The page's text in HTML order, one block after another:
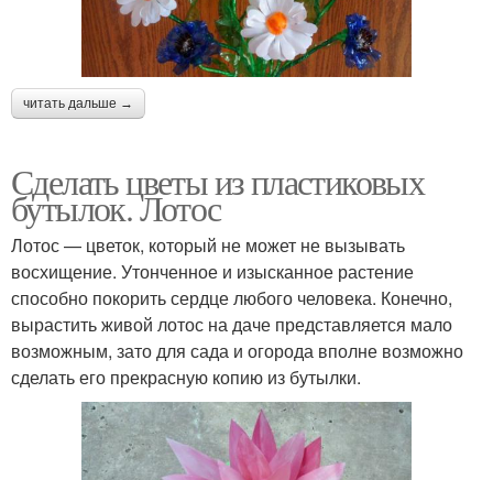
читать дальше →
Сделать цветы из пластиковых
бутылок. Лотос
Лотос — цветок, который не может не вызывать
восхищение. Утонченное и изысканное растение
способно покорить сердце любого человека. Конечно,
вырастить живой лотос на даче представляется мало
возможным, зато для сада и огорода вполне возможно
сделать его прекрасную копию из бутылки.